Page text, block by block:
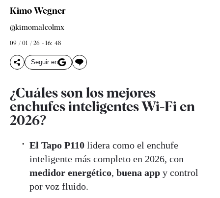
Kimo Wegner
@kimomalcolmx
09 / 01 / 26 - 16: 48
Seguir en
¿Cuáles son los mejores
enchufes inteligentes Wi-Fi en
2026?
El Tapo P110 lidera como el enchufe
inteligente más completo en 2026, con
medidor energético, buena app y control
por voz fluido.